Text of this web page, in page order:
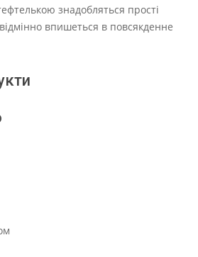
знадобляться прості
впишеться в повсякденне